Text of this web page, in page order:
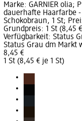
Marke: GARNIER olia;
dauerhafte Haarfarbe
Schokobraun, 1 St;
Grundpreis: 1 St (8,45
Verfügbarkeit: Status
Status Grau dm Markt
8,45 €
1 St (8,45 € je 1 St)